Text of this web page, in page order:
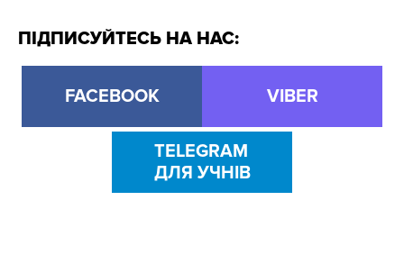
ПІДПИСУЙТЕСЬ НА НАС:
FACEBOOK VIBER
TELEGRAM
ДЛЯ УЧНІВ